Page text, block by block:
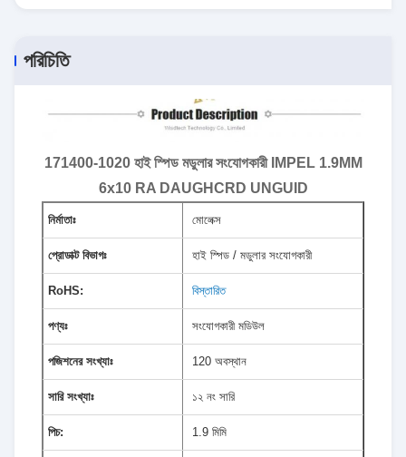
পরিচিতি
171400-1020 হাই স্পিড মডুলার সংযোগকারী IMPEL 1.9MM
6x10 RA DAUGHCRD UNGUID
নির্মাতাঃ মোলেক্স
প্রোডাক্ট বিভাগঃ হাই স্পিড / মডুলার সংযোগকারী
RoHS: বিস্তারিত
পণ্যঃ সংযোগকারী মডিউল
পজিশনের সংখ্যাঃ 120 অবস্থান
সারি সংখ্যাঃ ১২ নং সারি
পিচ: 1.9 মিমি